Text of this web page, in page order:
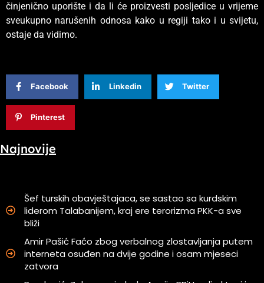
činjenično uporište i da li će proizvesti posljedice u vrijeme
sveukupno narušenih odnosa kako u regiji tako i u svijetu,
ostaje da vidimo.
Facebook Linkedin Twitter
Pinterest
Najnovije
Šef turskih obavještajaca, se sastao sa kurdskim
liderom Talabanijem, kraj ere terorizma PKK-a sve
bliži
Amir Pašić Faćo zbog verbalnog zlostavljanja putem
interneta osuđen na dvije godine i osam mjeseci
zatvora